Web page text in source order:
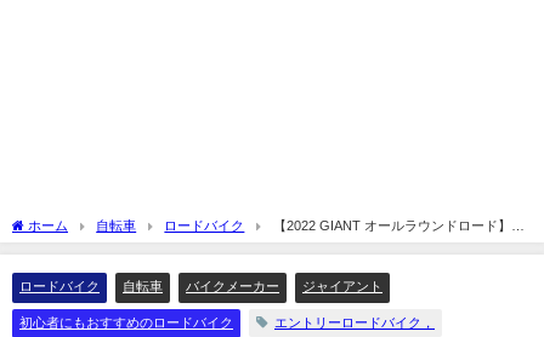
ホーム 自転車 ロードバイク
【2022 GIANT オールラウンドロード】
TCR ADVANCED 2 KOMを解説してみます☆
ロードバイク 自転車 バイクメーカー ジャイアント
初心者にもおすすめのロードバイク エントリーロードバイク，